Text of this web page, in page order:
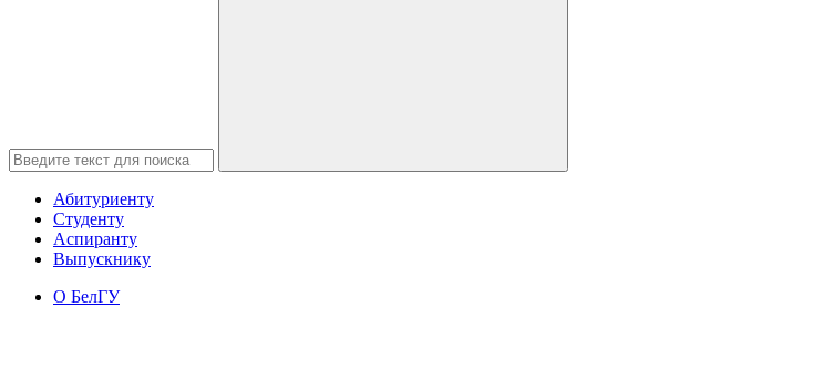
Абитуриенту
Студенту
Аспиранту
Выпускнику
О БелГУ